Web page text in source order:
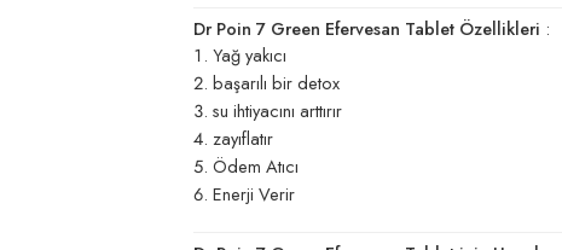
Dr Poin 7 Green Efervesan Tablet Özellikleri :
Yağ yakıcı
başarılı bir detox
su ihtiyacını arttırır
zayıflatır
Ödem Atıcı
Enerji Verir